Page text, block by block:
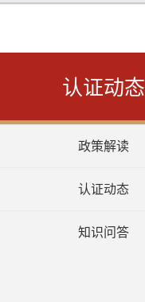
认证动态
政策解读
认证动态
知识问答